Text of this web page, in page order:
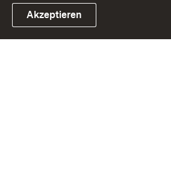
Akzeptieren